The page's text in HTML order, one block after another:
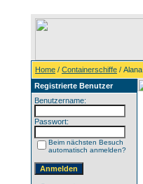
Home / Containerschiffe / Alana
Registrierte Benutzer
Benutzername:
Passwort:
Beim nächsten Besuch
automatisch anmelden?